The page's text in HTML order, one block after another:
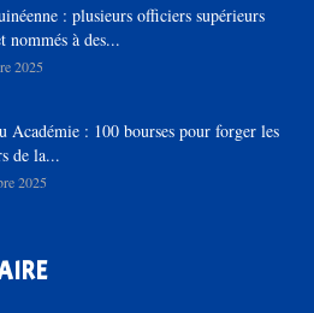
: plusieurs officiers supérieurs
nommés à des...
2025
Académie : 100 bourses pour forger les
de la...
2025